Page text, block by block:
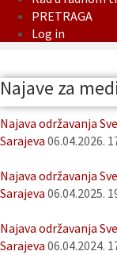
PRETRAGA
Log in
Najave za
Najava održavanja
Sarajeva 06.04.2026.
Najava održavanja
Sarajeva 06.04.2025.
Najava održavanja
Sarajeva 06.04.2024.